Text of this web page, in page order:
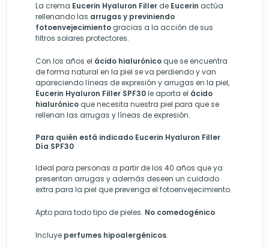
La crema Eucerin Hyaluron Filler de Eucerin actúa
rellenando las arrugas y previniendo
fotoenvejecimiento gracias a la acción de sus
filtros solares protectores.
Con los años el ácido hialurónico que se encuentra
de forma natural en la piel se va perdiendo y van
apareciendo líneas de expresión y arrugas en la piel,
Eucerin Hyaluron Filler SPF30le aporta el ácido
hialurónico que necesita nuestra piel para que se
rellenan las arrugas y líneas de expresión.
Para quién está indicado Eucerin Hyaluron Filler
Día SPF30
Ideal para personas a partir de los 40 años que ya
presentan arrugas y además deseen un cuidado
extra para la piel que prevenga el fotoenvejecimiento.
Apto para todo tipo de pieles. No comedogénico.
Incluye perfumes hipoalergénicos.